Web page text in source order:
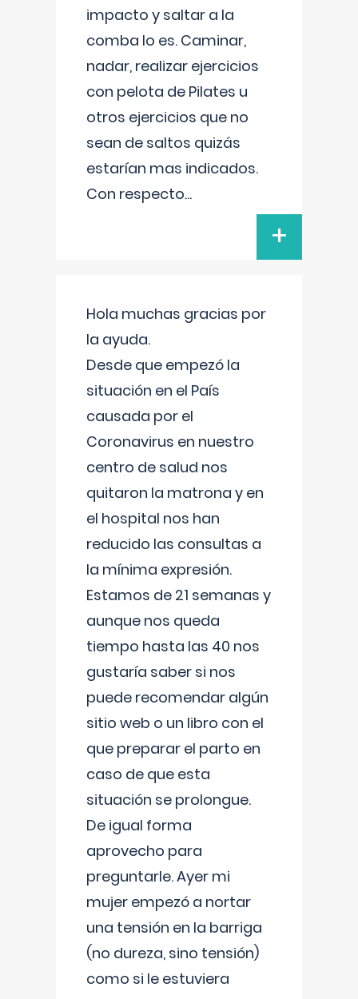
impacto y saltar a la
comba lo es. Caminar,
nadar, realizar ejercicios
con pelota de Pilates u
otros ejercicios que no
sean de saltos quizás
estarían mas indicados.
Con respecto...
+
Hola muchas gracias por
la ayuda.
Desde que empezó la
situación en el País
causada por el
Coronavirus en nuestro
centro de salud nos
quitaron la matrona y en
el hospital nos han
reducido las consultas a
la mínima expresión.
Estamos de 21 semanas y
aunque nos queda
tiempo hasta las 40 nos
gustaría saber si nos
puede recomendar algún
sitio web o un libro con el
que preparar el parto en
caso de que esta
situación se prolongue.
De igual forma
aprovecho para
preguntarle. Ayer mi
mujer empezó a nortar
una tensión en la barriga
(no dureza, sino tensión)
como si le estuviera